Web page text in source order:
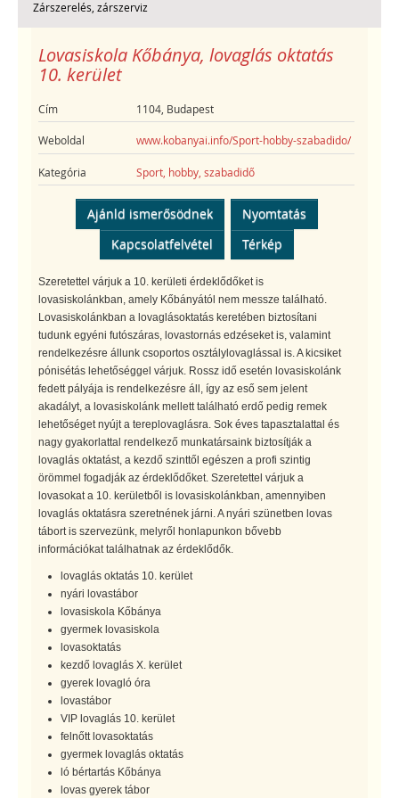
Zárszerelés, zárszerviz
Lovasiskola Kőbánya, lovaglás oktatás
10. kerület
Cím 1104, Budapest
Weboldal www.kobanyai.info/Sport-hobby-szabadido/
Kategória Sport, hobby, szabadidő
Ajánld ismerősödnek
Nyomtatás
Kapcsolatfelvétel
Térkép
Szeretettel várjuk a 10. kerületi érdeklődőket is
lovasiskolánkban, amely Kőbányától nem messze található.
Lovasiskolánkban a lovaglásoktatás keretében biztosítani
tudunk egyéni futószáras, lovastornás edzéseket is, valamint
rendelkezésre állunk csoportos osztálylovaglással is. A kicsiket
pónisétás lehetőséggel várjuk. Rossz idő esetén lovasiskolánk
fedett pályája is rendelkezésre áll, így az eső sem jelent
akadályt, a lovasiskolánk mellett található erdő pedig remek
lehetőséget nyújt a tereplovaglásra. Sok éves tapasztalattal és
nagy gyakorlattal rendelkező munkatársaink biztosítják a
lovaglás oktatást, a kezdő szinttől egészen a profi szintig
örömmel fogadják az érdeklődőket. Szeretettel várjuk a
lovasokat a 10. kerületből is lovasiskolánkban, amennyiben
lovaglás oktatásra szeretnének járni. A nyári szünetben lovas
tábort is szervezünk, melyről honlapunkon bővebb
információkat találhatnak az érdeklődők.
lovaglás oktatás 10. kerület
nyári lovastábor
lovasiskola Kőbánya
gyermek lovasiskola
lovasoktatás
kezdő lovaglás X. kerület
gyerek lovagló óra
lovastábor
VIP lovaglás 10. kerület
felnőtt lovasoktatás
gyermek lovaglás oktatás
ló bértartás Kőbánya
lovas gyerek tábor